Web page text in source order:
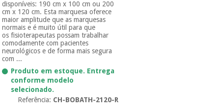
disponíveis: 190 cm x 100 cm ou 200
cm x 120 cm. Esta marquesa oferece
maior amplitude que as marquesas
normais e é muito útil para que
os fisioterapeutas possam trabalhar
comodamente com pacientes
neurológicos e de forma mais segura
com ...
Produto em estoque. Entrega
conforme modelo
selecionado.
Referência: CH-BOBATH-2120-R